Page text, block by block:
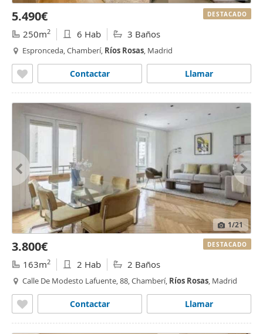
5.490€
250m2 6 Hab 3 Baños
Espronceda, Chamberí, Ríos Rosas, Madrid
Llamar
Contactar
DESTACADO
1/21
3.800€
163m2 2 Hab 2 Baños
Calle De Modesto Lafuente, 88, Chamberí, Ríos Rosas, Madrid
Llamar
Contactar
DESTACADO